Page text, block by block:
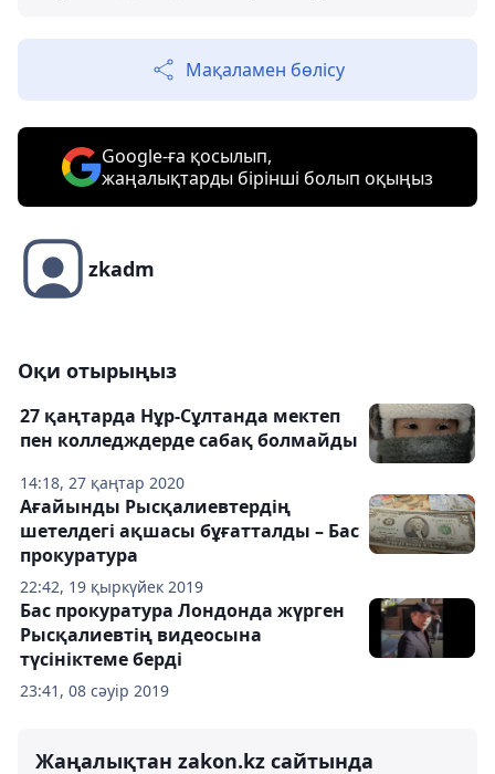
Мақаламен бөлісу
Google-ға қосылып,
жаңалықтарды бірінші болып оқыңыз
zkadm
Оқи отырыңыз
14:18, 27 қаңтар 2020
27 қаңтарда Нұр-Сұлтанда мектеп
пен колледждерде сабақ болмайды
22:42, 19 қыркүйек 2019
Ағайынды Рысқалиевтердің
шетелдегі ақшасы бұғатталды – Бас
прокуратура
23:41, 08 сәуір 2019
Бас прокуратура Лондонда жүрген
Рысқалиевтің видеосына
түсініктеме берді
Жаңалықтан zakon.kz сайтында